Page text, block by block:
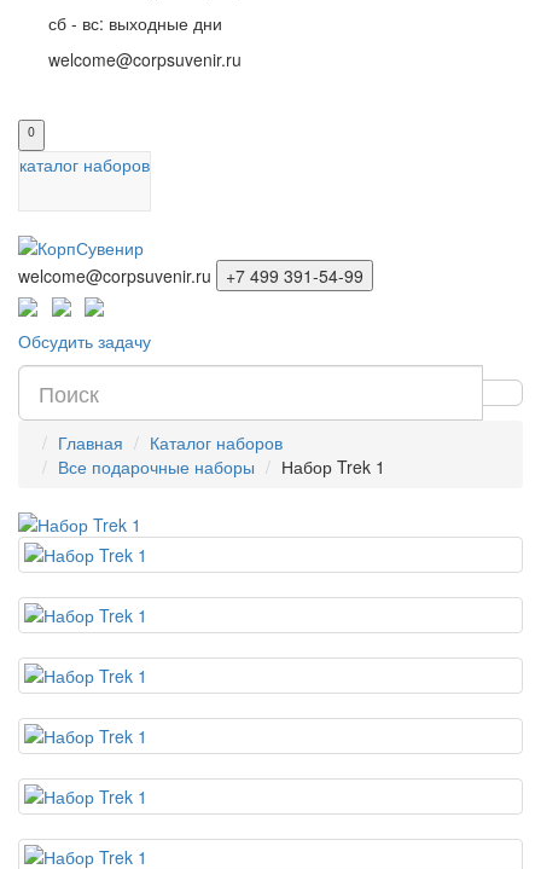
сб - вс: выходные дни
welcome@corpsuvenir.ru
0
каталог наборов
welcome@corpsuvenir.ru +7 499 391-54-99
Обсудить задачу
Главная
Каталог наборов
Все подарочные наборы
Набор Trek 1